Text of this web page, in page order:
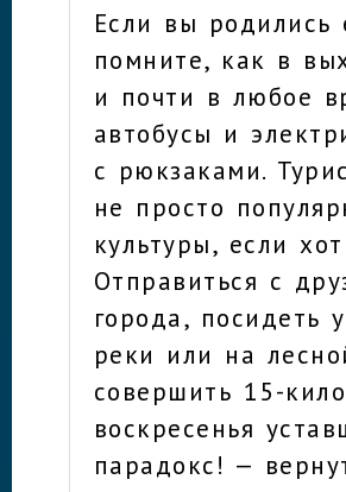
Если вы
помните, как в
и почти в любое
автобусы и
с рюкзаками.
не просто
культуры, если
Отправиться с
города, посидеть
реки или на
совершить 15-
воскресенья
парадокс! —